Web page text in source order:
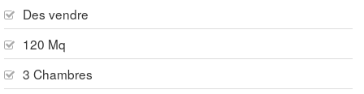
Des vendre
120 Mq
3 Chambres